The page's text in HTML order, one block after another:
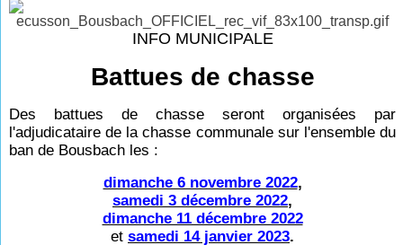
INFO MUNICIPALE
Battues de chasse
Des battues de chasse seront organisées par
l'adjudicataire de la chasse communale sur l'ensemble du
ban de Bousbach les :
dimanche 6 novembre 2022,
samedi 3 décembre 2022,
dimanche 11 décembre 2022
et samedi 14 janvier 2023.